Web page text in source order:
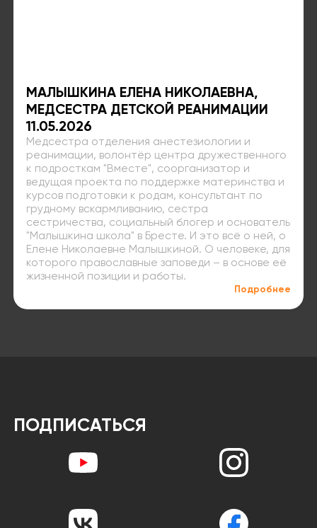
МАЛЫШКИНА ЕЛЕНА НИКОЛАЕВНА,
МЕДСЕСТРА ДЕТСКОЙ РЕАНИМАЦИИ
11.05.2026
Медсестра отделения анестезиологии и
реанимации, волонтёр центра дружественного
к подросткам "Вместе", соорганизатор и
ведущая проекта по поддержке материнства и
курсов подготовки к родам, консультант по
грудному вскармливанию, сестра
сестричества, социальный блогер и основатель
"Малышкина школа" в Бресте. И это всё о ней, о
Елене Николаевне Малышкиной. О человеке, для
которого православные заповеди – в основе её
жизненной позиции и работы.
Подробнее
ПОДПИСАТЬСЯ